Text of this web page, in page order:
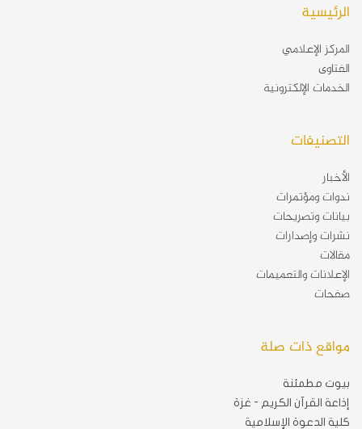
الرئيسية
المركز الإعلامي
الفتاوى
الخدمات الإلكترونية
التصنيفات
الأخبار
ندوات ومؤتمرات
بيانات وتصريحات
نشرات وإصدارات
مقالات
الإعلانات والتعميمات
صفحات
مواقع ذات صلة
بيوت مطمئنة
إذاعة القرآن الكريم - غزة
كلية الدعوة الإسلامية